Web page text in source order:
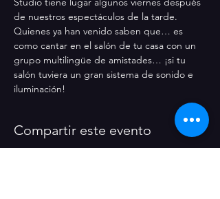
de nuestros espectáculos de la tarde.
Quienes ya han venido saben que… es
como cantar en el salón de tu casa con un
grupo multilingüe de amistades… ¡si tu
salón tuviera un gran sistema de sonido e
iluminación!
Compartir este evento